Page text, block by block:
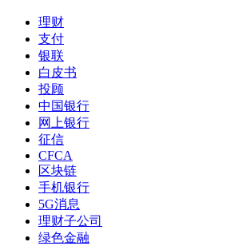
理财
支付
银联
白皮书
投顾
中国银行
网上银行
征信
CFCA
区块链
手机银行
5G消息
理财子公司
绿色金融